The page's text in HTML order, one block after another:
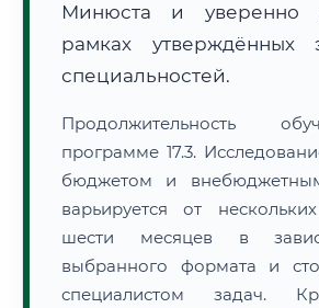
Минюста и уверенно
рамках утверждённых
специальностей.
Продолжительность
программе 17.3.
бюджетом и
варьируется от
шести месяцев в
выбранного формата и
специалистом задач.